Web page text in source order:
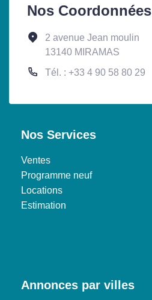
Nos Coordonnées
2 avenue Jean moulin
13140 MIRAMAS
Tél. : +33 4 90 58 80 29
Nos Services
Ventes
Programme neuf
Locations
Estimation
Annonces par villes